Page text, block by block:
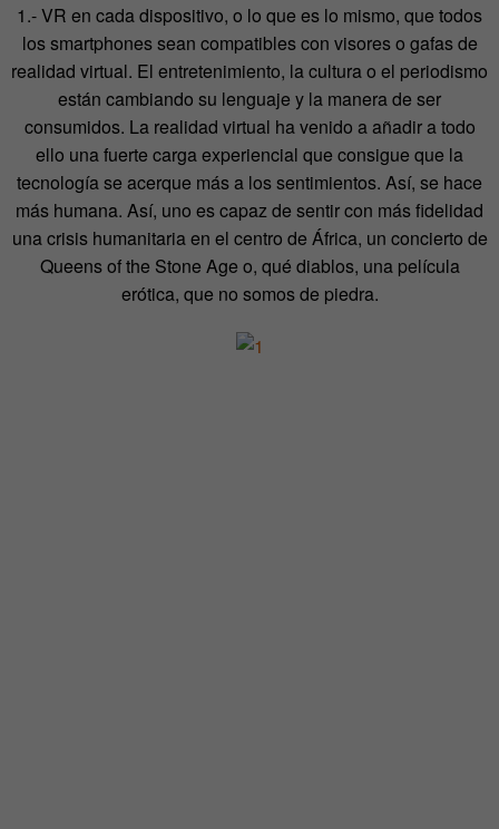
1.- VR en cada dispositivo, o lo que es lo mismo, que todos
los smartphones sean compatibles con visores o gafas de
realidad virtual. El entretenimiento, la cultura o el periodismo
están cambiando su lenguaje y la manera de ser
consumidos. La realidad virtual ha venido a añadir a todo
ello una fuerte carga experiencial que consigue que la
tecnología se acerque más a los sentimientos. Así, se hace
más humana. Así, uno es capaz de sentir con más fidelidad
una crisis humanitaria en el centro de África, un concierto de
Queens of the Stone Age o, qué diablos, una película
erótica, que no somos de piedra.